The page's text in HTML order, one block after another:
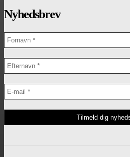
Nyhedsbrev